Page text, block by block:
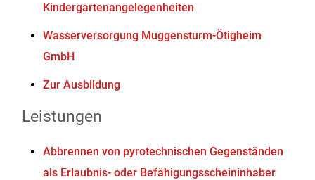
Kindergartenangelegenheiten
Wasserversorgung Muggensturm-Ötigheim
GmbH
Zur Ausbildung
Leistungen
Abbrennen von pyrotechnischen Gegenständen
als Erlaubnis- oder Befähigungsscheininhaber